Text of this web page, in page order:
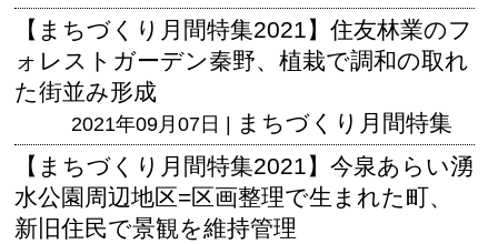
【まちづくり月間特集2021】住友林業のフ
ォレストガーデン秦野、植栽で調和の取れ
た街並み形成
2021年09月07日 | まちづくり月間特集
【まちづくり月間特集2021】今泉あらい湧
水公園周辺地区=区画整理で生まれた町、
新旧住民で景観を維持管理